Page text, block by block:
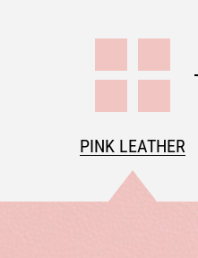
PINK LEATHER